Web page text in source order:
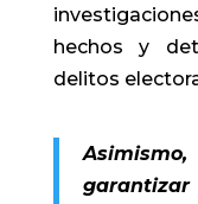
hechos y
delitos